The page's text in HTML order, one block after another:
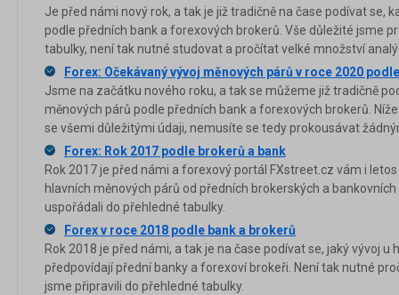
Je před námi nový rok, a tak je již tradičně na čase podívat se,
podle předních bank a forexových brokerů. Vše důležité jsme
tabulky, není tak nutné studovat a pročítat velké množství
Forex: Očekávaný vývoj měnových párů v roce 2020
Jsme na začátku nového roku, a tak se můžeme již tradičně
měnových párů podle předních bank a forexových brokerů.
se všemi důležitými údaji, nemusíte se tedy prokousávat
Forex: Rok 2017 podle brokerů a bank
Rok 2017 je před námi a forexový portál FXstreet.cz vám i
hlavních měnových párů od předních brokerských a
uspořádali do přehledné tabulky.
Forex v roce 2018 podle bank a brokerů
Rok 2018 je před námi, a tak je na čase podívat se, jaký vývoj u
předpovídají přední banky a forexoví brokeři. Není tak nutné
jsme připravili do přehledné tabulky.